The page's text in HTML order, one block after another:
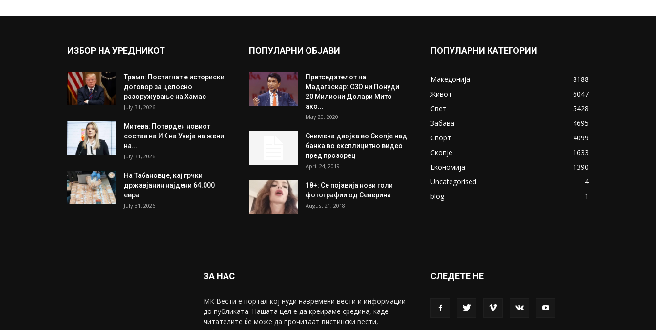
ИЗБОР НА УРЕДНИКОТ
Трамп: Постигнат е историски
договор за целосно
разоружување на Хамас
July 31, 2026
Митева: Потврден новиот
состав на ИК на Унија на жени
на...
July 31, 2026
На Табановце, кај грчки
државјанин најдени 64.000
евра
July 31, 2026
ПОПУЛАРНИ ОБЈАВИ
Претседателот на
Мадагаскар: СЗО ни Понуди
20 Милиони Долари Мито
ако...
May 20, 2020
Снимена двојка во Скопје над
банка во експлицитно видео
пред прозорец
April 24, 2019
18+: Се појавија нови голи
фотографии од Северина
August 21, 2018
ПОПУЛАРНИ КАТЕГОРИИ
Македонија
8188
Живот
6047
Свет
5428
Забава
4695
Спорт
4099
Скопје
1633
Економија
1390
Uncategorised
4
blog
1
ЗА НАС
МК Вести е портал коj нуди навремени вести и информации
до публиката. Нашата цел е да креираме средина, каде
читателите ќе може да прочитаат вистински вести,
СЛЕДЕТЕ НЕ